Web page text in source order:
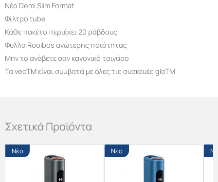
Νέο Demi Slim Format
Φίλτρο tube
Κάθε πακέτο περιέχει 20 ράβδους
Φύλλα Rooibos ανώτερης ποιότητας
Μην το ανάβετε σαν κανονικό τσιγάρο
Τα veoTM είναι συμβατά με όλες τις συσκευές gloTM
Σχετικά Προϊόντα
Νέο Νέο